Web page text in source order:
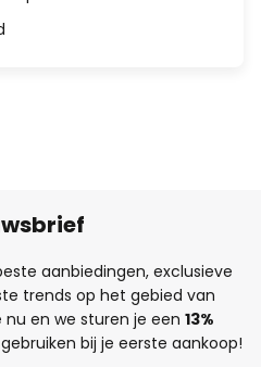
aanbiedingen, exclusieve
trends op het gebied van
nu en we sturen je een 13%
bij je eerste aankoop!